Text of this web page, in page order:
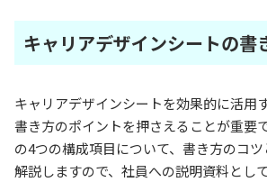
キャリアデザインシートの書
キャリアデザインシートを効果的に活用
書き方のポイントを押さえることが重要
の4つの構成項目について、書き方のコ
解説しますので、社員への説明資料とし